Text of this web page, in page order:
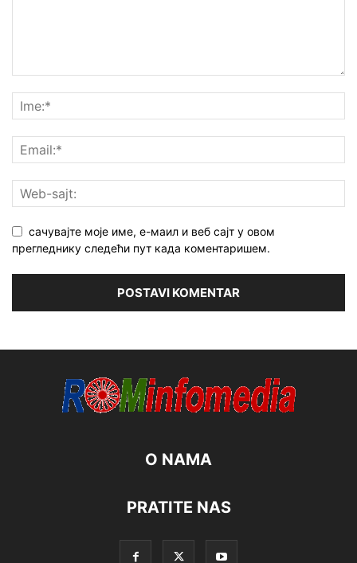
сачувајте моје име, е-маил и веб сајт у овом
прегледнику следећи пут када коментаришем.
O NAMA
PRATITE NAS